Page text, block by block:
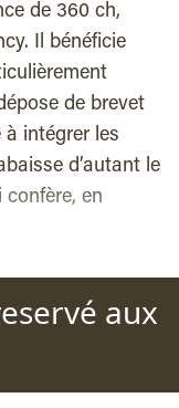
de 360 ch,
Il bénéficie
de brevet
intégrer les
d’autant le
en
aux